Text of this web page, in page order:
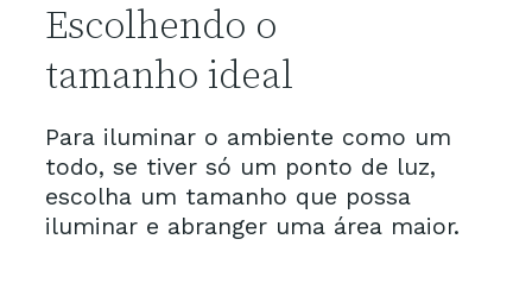
Para iluminar o ambiente como um
todo, se tiver só um ponto de luz,
escolha um tamanho que possa
iluminar e abranger uma área maior.
Escolhendo o
tamanho ideal